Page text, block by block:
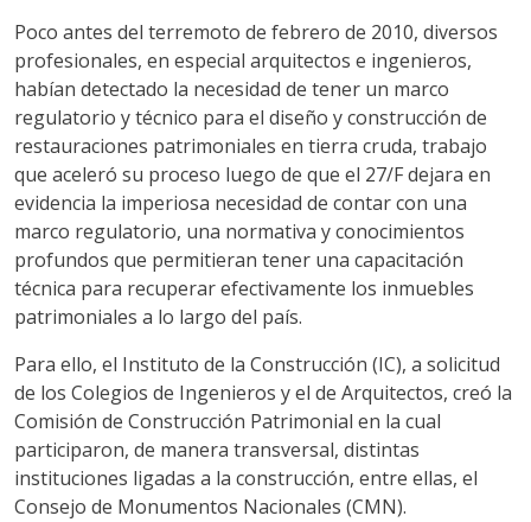
Poco antes del terremoto de febrero de 2010, diversos
profesionales, en especial arquitectos e ingenieros,
habían detectado la necesidad de tener un marco
regulatorio y técnico para el diseño y construcción de
restauraciones patrimoniales en tierra cruda, trabajo
que aceleró su proceso luego de que el 27/F dejara en
evidencia la imperiosa necesidad de contar con una
marco regulatorio, una normativa y conocimientos
profundos que permitieran tener una capacitación
técnica para recuperar efectivamente los inmuebles
patrimoniales a lo largo del país.
Para ello, el Instituto de la Construcción (IC), a solicitud
de los Colegios de Ingenieros y el de Arquitectos, creó la
Comisión de Construcción Patrimonial en la cual
participaron, de manera transversal, distintas
instituciones ligadas a la construcción, entre ellas, el
Consejo de Monumentos Nacionales (CMN).